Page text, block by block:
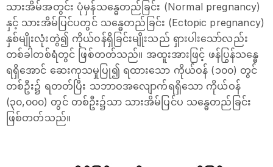
သားအိမ်အတွင်း ပုံမှန်သန္ဓေတည်ခြင်း (Normal pregnancy)
နှင့် သားအိမ်ပြင်ပတွင် သန္ဓေတည်ခြင်း (Ectopic pregnancy)
နှစ်မျိုးလုံးတွဲ၍ ကိုယ်ဝန်ရှိခြင်းမျိုးသည် ရှားပါးသော်လည်း
တစ်ခါတစ်ရံတွင် ဖြစ်တတ်သည်။ အထူးအားဖြင့် ဖန်ပြွန်သန္ဓေ
ရရှိအောင် ဆေးကုသမှုပြု၍ ရထားသော ကိုယ်ဝန် (၁၀၀) တွင်
တစ်ဦး၌ ရတတ်ပြီး သဘာဝအလျောက်ရရှိသော ကိုယ်ဝန်
(၃၀,၀၀၀) တွင် တစ်ဦး၌သာ သားအိမ်ပြင်ပ သန္ဓေတည်ခြင်း
ဖြစ်တတ်သည်။